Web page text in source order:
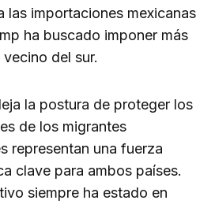
las importaciones mexicanas
ha buscado imponer más
del sur.
la postura de proteger los
de los migrantes
representan una fuerza
clave para ambos países.
siempre ha estado en